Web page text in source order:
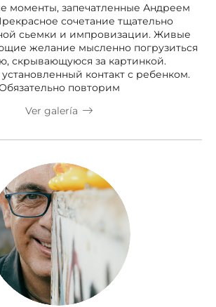
моменты, запечатленные Андреем
сочетание тщательно
сьемки и импровизации. Живые
желание мысленно погрузиться
скрывающуюся за картинкой.
контакт с ребенком.
повторим
Ver galería